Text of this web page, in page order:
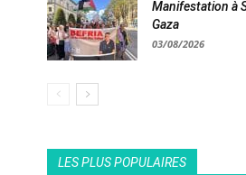
Manifestation à
Gaza
03/08/2026
LES PLUS POPULAIRES